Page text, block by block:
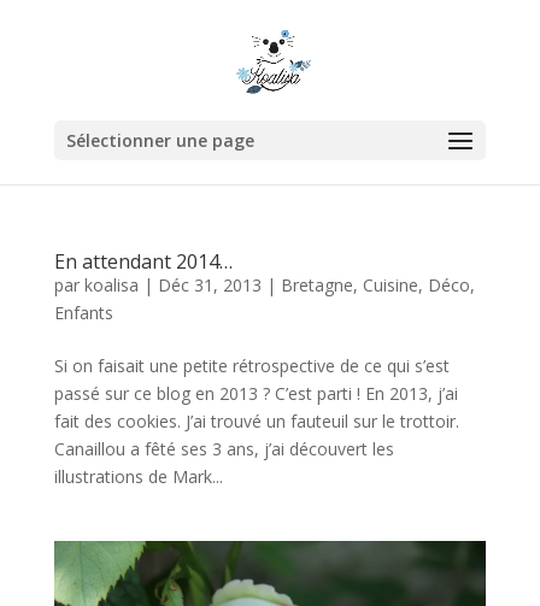
Sélectionner une page
En attendant 2014…
par koalisa | Déc 31, 2013 | Bretagne, Cuisine, Déco,
Enfants
Si on faisait une petite rétrospective de ce qui s’est
passé sur ce blog en 2013 ? C’est parti ! En 2013, j’ai
fait des cookies. J’ai trouvé un fauteuil sur le trottoir.
Canaillou a fêté ses 3 ans, j’ai découvert les
illustrations de Mark...